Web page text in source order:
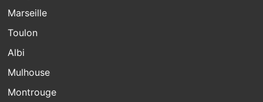
Marseille
Toulon
Albi
Mulhouse
Montrouge